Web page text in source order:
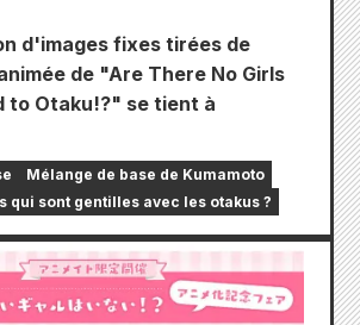
d'images fixes tirées de
de "Are There No Girls
to Otaku!?" se tient à
Mélange de base de Kumamoto
qui sont gentilles avec les otakus ?